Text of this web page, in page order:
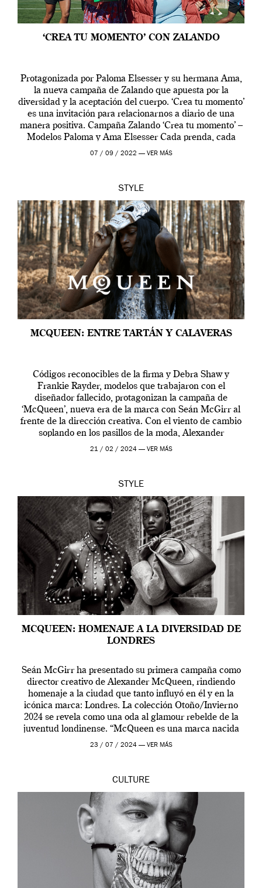
‘CREA TU MOMENTO’ CON ZALANDO
Protagonizada por Paloma Elsesser y su hermana Ama,
la nueva campaña de Zalando que apuesta por la
diversidad y la aceptación del cuerpo. ‘Crea tu momento’
es una invitación para relacionarnos a diario de una
manera positiva. Campaña Zalando ‘Crea tu momento’ –
Modelos Paloma y Ama Elsesser Cada prenda, cada
outfit, cada momento, caracteriza […]
07 / 09 / 2022 — VER MÁS
STYLE
MCQUEEN: ENTRE TARTÁN Y CALAVERAS
Códigos reconocibles de la firma y Debra Shaw y
Frankie Rayder, modelos que trabajaron con el
diseñador fallecido, protagonizan la campaña de
‘McQueen’, nueva era de la marca con Seán McGirr al
frente de la dirección creativa. Con el viento de cambio
soplando en los pasillos de la moda, Alexander
McQueen se prepara para una […]
21 / 02 / 2024 — VER MÁS
STYLE
MCQUEEN: HOMENAJE A LA DIVERSIDAD DE
LONDRES
Seán McGirr ha presentado su primera campaña como
director creativo de Alexander McQueen, rindiendo
homenaje a la ciudad que tanto influyó en él y en la
icónica marca: Londres. La colección Otoño/Invierno
2024 se revela como una oda al glamour rebelde de la
juventud londinense. “McQueen es una marca nacida
en Londres y siempre ha […]
23 / 07 / 2024 — VER MÁS
CULTURE